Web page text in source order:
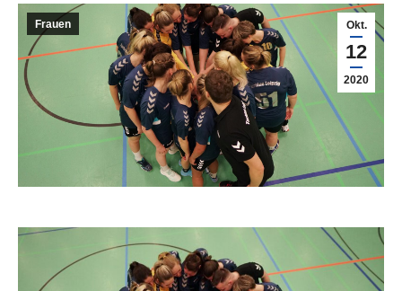
Okt.
12
2020
Frauen